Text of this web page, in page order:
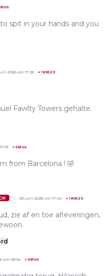
spit in your hands and you
2026 om 17:25 +189529
Fawlty Towers gehalte.
+ 58166
from Barcelona ! 🤣
03 juni 2026 om 17:44 +189529
zie af en toe afleveringen,
om 18:04 + 58166